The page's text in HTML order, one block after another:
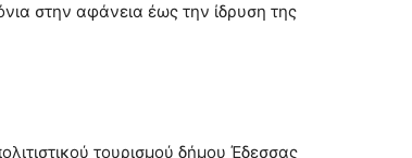
στην αφάνεια έως την ίδρυση της
τουρισμού δήμου Έδεσσας